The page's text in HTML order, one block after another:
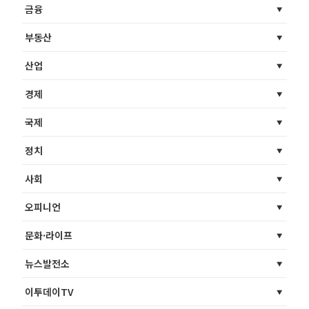
금융
부동산
산업
경제
국제
정치
사회
오피니언
문화·라이프
뉴스발전소
이투데이TV